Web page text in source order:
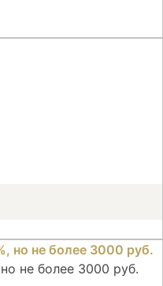
не более 3000 руб.